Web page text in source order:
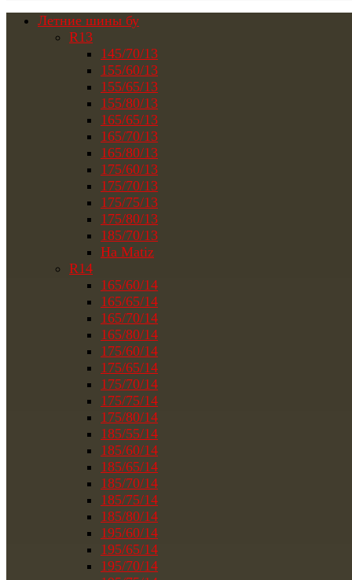
Летние шины бу
R13
145/70/13
155/60/13
155/65/13
155/80/13
165/65/13
165/70/13
165/80/13
175/60/13
175/70/13
175/75/13
175/80/13
185/70/13
На Matiz
R14
165/60/14
165/65/14
165/70/14
165/80/14
175/60/14
175/65/14
175/70/14
175/75/14
175/80/14
185/55/14
185/60/14
185/65/14
185/70/14
185/75/14
185/80/14
195/60/14
195/65/14
195/70/14